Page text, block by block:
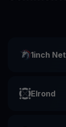
1inch
Elrond